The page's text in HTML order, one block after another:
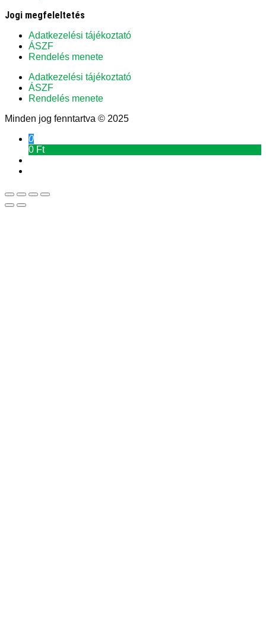
Jogi megfeleltetés
Adatkezelési tájékoztató
ÁSZF
Rendelés menete
Adatkezelési tájékoztató
ÁSZF
Rendelés menete
Minden jog fenntartva © 2025
0
0 Ft